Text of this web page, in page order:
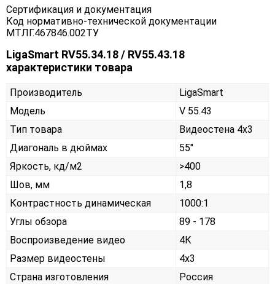
Сертификация и документация
Код нормативно-технической документации
МТЛГ.467846.002ТУ
LigaSmart RV55.34.18 / RV55.43.18
характеристики товара
Производитель
LigaSmart
Модель
V 55.43
Тип товара
Видеостена 4х3
Диагональ в дюймах
55"
Яркость, кд/м2
>400
Шов, мм
1,8
Контрастность динамическая
1000:1
Углы обзора
89 - 178
Воспроизведение видео
4К
Размер видеостены
4x3
Страна изготовления
Россия